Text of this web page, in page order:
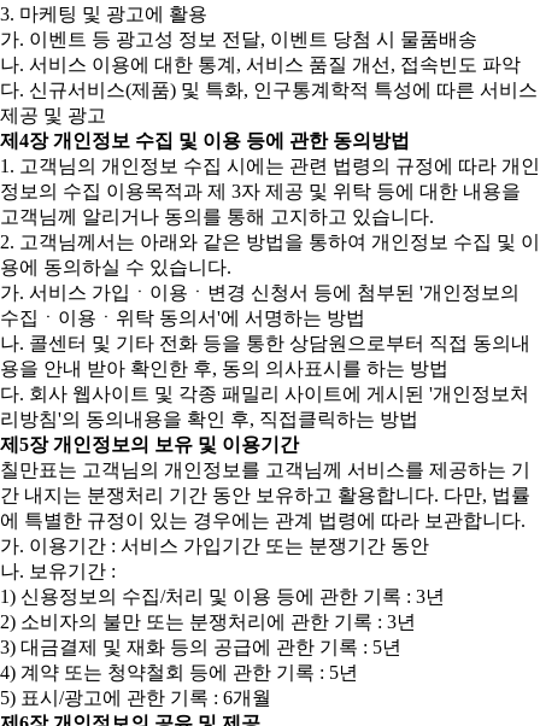
3. 마케팅 및 광고에 활용
가. 이벤트 등 광고성 정보 전달, 이벤트 당첨 시 물품배송
나. 서비스 이용에 대한 통계, 서비스 품질 개선, 접속빈도 파악
다. 신규서비스(제품) 및 특화, 인구통계학적 특성에 따른 서비스
제공 및 광고
제4장 개인정보 수집 및 이용 등에 관한 동의방법
1. 고객님의 개인정보 수집 시에는 관련 법령의 규정에 따라 개인
정보의 수집 이용목적과 제 3자 제공 및 위탁 등에 대한 내용을
고객님께 알리거나 동의를 통해 고지하고 있습니다.
2. 고객님께서는 아래와 같은 방법을 통하여 개인정보 수집 및 이
용에 동의하실 수 있습니다.
가. 서비스 가입ㆍ이용ㆍ변경 신청서 등에 첨부된 '개인정보의
수집ㆍ이용ㆍ위탁 동의서'에 서명하는 방법
나. 콜센터 및 기타 전화 등을 통한 상담원으로부터 직접 동의내
용을 안내 받아 확인한 후, 동의 의사표시를 하는 방법
다. 회사 웹사이트 및 각종 패밀리 사이트에 게시된 '개인정보처
리방침'의 동의내용을 확인 후, 직접클릭하는 방법
제5장 개인정보의 보유 및 이용기간
칠만표는 고객님의 개인정보를 고객님께 서비스를 제공하는 기
간 내지는 분쟁처리 기간 동안 보유하고 활용합니다. 다만, 법률
에 특별한 규정이 있는 경우에는 관계 법령에 따라 보관합니다.
가. 이용기간 : 서비스 가입기간 또는 분쟁기간 동안
나. 보유기간 :
1) 신용정보의 수집/처리 및 이용 등에 관한 기록 : 3년
2) 소비자의 불만 또는 분쟁처리에 관한 기록 : 3년
3) 대금결제 및 재화 등의 공급에 관한 기록 : 5년
4) 계약 또는 청약철회 등에 관한 기록 : 5년
5) 표시/광고에 관한 기록 : 6개월